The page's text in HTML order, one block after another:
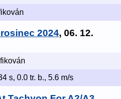
2024, 06. 12.
s, 0.0 tr. b., 5.6 m/s